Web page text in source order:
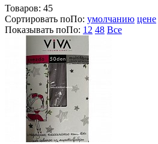
Товаров: 45
Сортировать поПо: умолчанию цене
Показывать поПо: 12 48 Все